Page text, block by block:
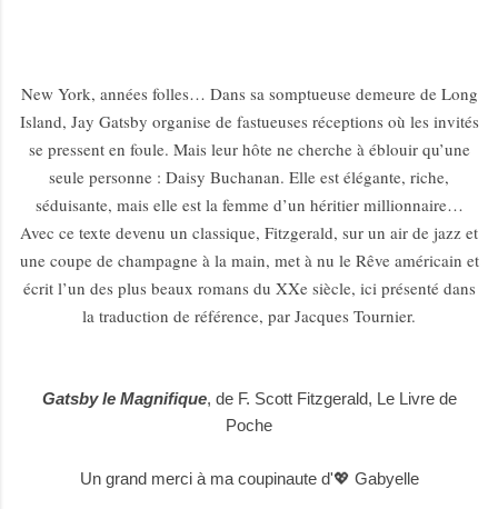
New York, années folles… Dans sa somptueuse demeure de Long
Island, Jay Gatsby organise de fastueuses réceptions où les invités
se pressent en foule. Mais leur hôte ne cherche à éblouir qu’une
seule personne : Daisy Buchanan. Elle est élégante, riche,
séduisante, mais elle est la femme d’un héritier millionnaire…
Avec ce texte devenu un classique, Fitzgerald, sur un air de jazz et
une coupe de champagne à la main, met à nu le Rêve américain et
écrit l’un des plus beaux romans du XXe siècle, ici présenté dans
la traduction de référence, par Jacques Tournier.
Gatsby le Magnifique, de F. Scott Fitzgerald, Le Livre de
Poche
Un grand merci à ma coupinaute d'💖 Gabyelle